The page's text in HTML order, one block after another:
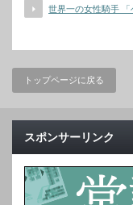
世界一の女性騎手 「
トップページに戻る
スポンサーリンク